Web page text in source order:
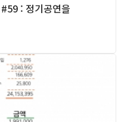
: 정기공연을